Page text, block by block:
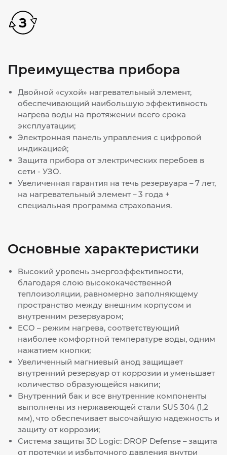
Преимущества прибора
Двойной «сухой» нагревательный элемент,
обеспечивающий наибольшую эффективность
нагрева воды на протяжении всего срока
эксплуатации;
Электронная панель управления с цифровой
индикацией;
Защита прибора от электрических перебоев в
сети - УЗО.
Увеличенная гарантия на течь резервуара – 7 лет,
на нагревательный элемент – 3 года +
специальная программа страхования.
Основные характеристики
Высокий уровень энергоэффективности,
благодаря слою высококачественной
теплоизоляции, равномерно заполняющему
пространство между внешним корпусом и
внутренним резервуаром;
ECO – режим нагрева, соответствующий
наиболее комфортной температуре воды, одним
нажатием кнопки;
Увеличенный магниевый анод защищает
внутренний резервуар от коррозии и уменьшает
количество образующейся накипи;
Внутренний бак и все внутренние компоненты
выполнены из нержавеющей стали SUS 304 (1,2
мм), что обеспечивает высочайшую надежность и
защиту от коррозии;
Система защиты 3D Logic: DROP Defense – защита
от протечки и избыточного давления внутри